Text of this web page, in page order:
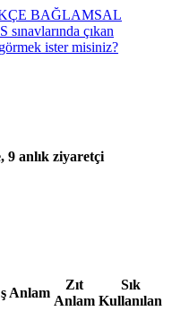
9 anlık ziyaretçi
Anlam
Zıt
Anlam
Sık
Kullanılan